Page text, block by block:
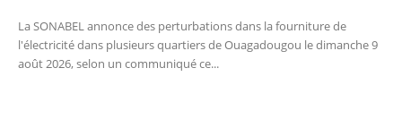
La SONABEL annonce des perturbations dans la fourniture de
l'électricité dans plusieurs quartiers de Ouagadougou le dimanche 9
août 2026, selon un communiqué ce...